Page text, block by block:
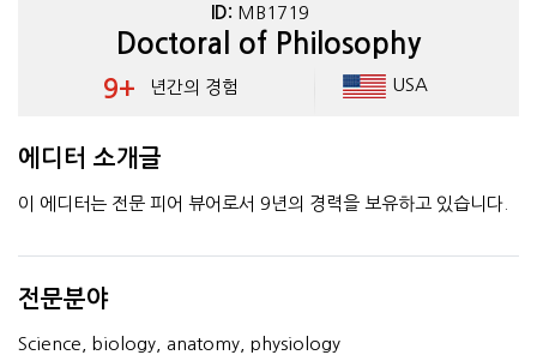
ID: MB1719
Doctoral of Philosophy
9+ 년간의 경험 USA
에디터 소개글
이 에디터는 전문 피어 뷰어로서 9년의 경력을 보유하고 있습니다.
전문분야
Science, biology, anatomy, physiology